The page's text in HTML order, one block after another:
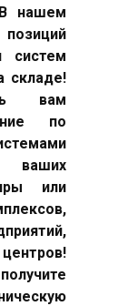
нашем
систем
складе!
вам
по
ваших
или